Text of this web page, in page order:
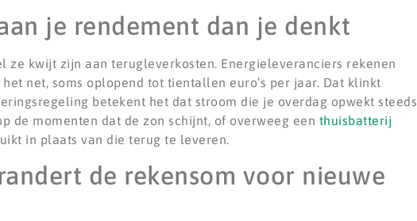
je rendement dan je denkt
kwijt zijn aan terugleverkosten. Energieleveranciers rekenen
net, soms oplopend tot tientallen euro’s per jaar. Dat klinkt
betekent het dat stroom die je overdag opwekt steeds
de momenten dat de zon schijnt, of overweeg een thuisbatterij
in plaats van die terug te leveren.
de rekensom voor nieuwe